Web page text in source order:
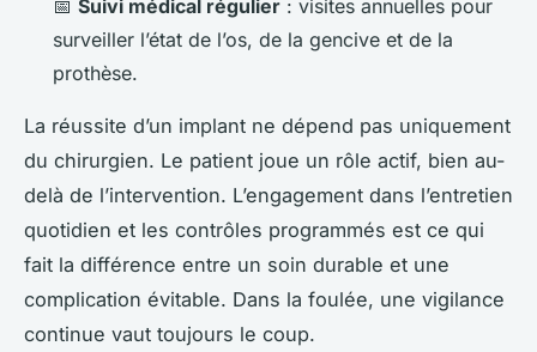
📅 Suivi médical régulier : visites annuelles pour
surveiller l’état de l’os, de la gencive et de la
prothèse.
La réussite d’un implant ne dépend pas uniquement
du chirurgien. Le patient joue un rôle actif, bien au-
delà de l’intervention. L’engagement dans l’entretien
quotidien et les contrôles programmés est ce qui
fait la différence entre un soin durable et une
complication évitable. Dans la foulée, une vigilance
continue vaut toujours le coup.